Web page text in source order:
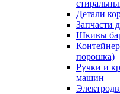
Детали
Запчасти
Шкивы
порошка)
Ручки и
машин